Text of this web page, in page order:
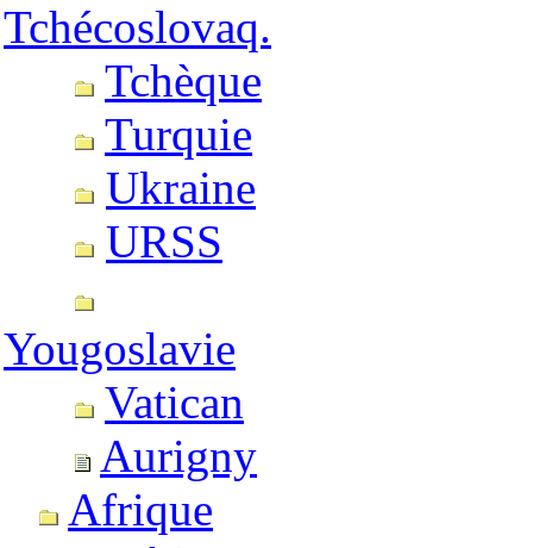
Tchécoslovaq.
Tchèque
Turquie
Ukraine
URSS
Yougoslavie
Vatican
Aurigny
Afrique